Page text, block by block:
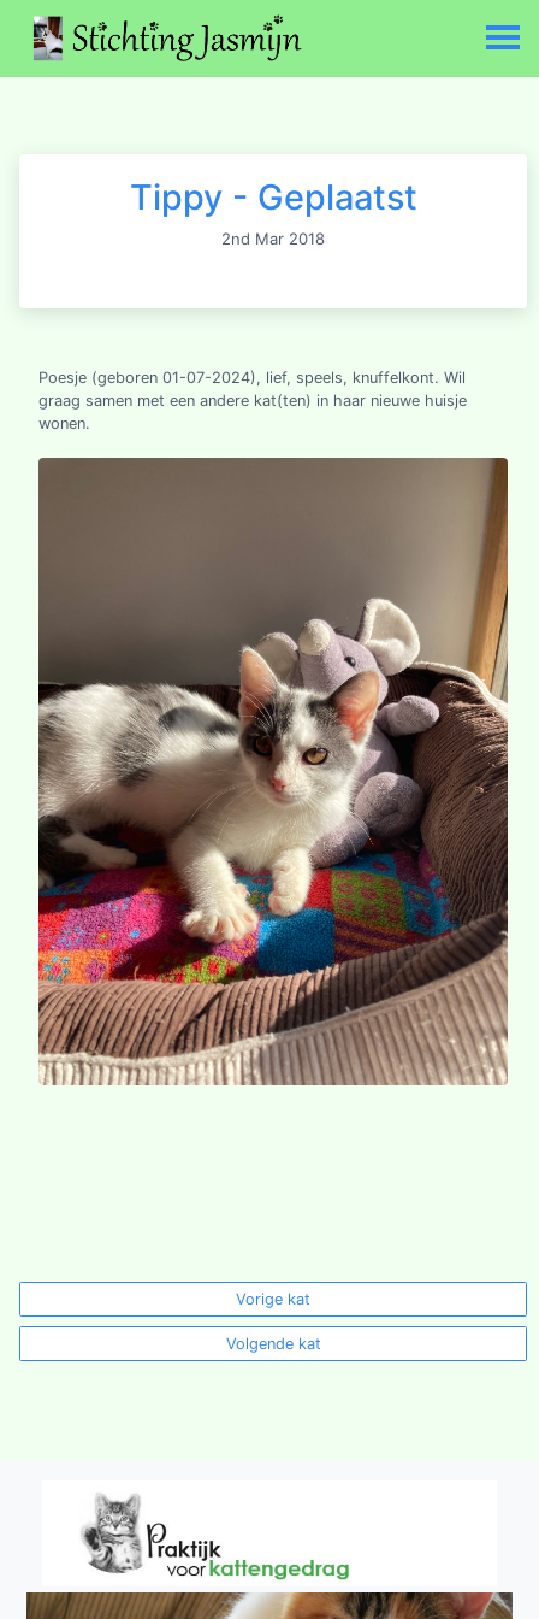
Tippy - Geplaatst
2nd Mar 2018
Poesje (geboren 01-07-2024), lief, speels, knuffelkont. Wil
graag samen met een andere kat(ten) in haar nieuwe huisje
wonen.
Vorige kat
Volgende kat